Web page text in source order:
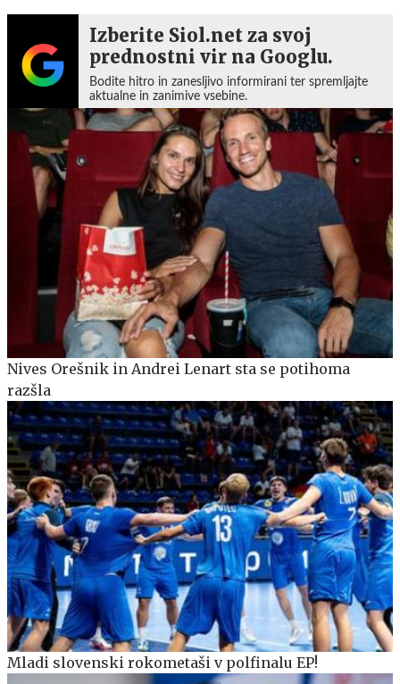
Izberite Siol.net za svoj
prednostni vir na Googlu.
Bodite hitro in zanesljivo informirani ter spremljajte
aktualne in zanimive vsebine.
Nives Orešnik in Andrei Lenart sta se potihoma
razšla
Mladi slovenski rokometaši v polfinalu EP!